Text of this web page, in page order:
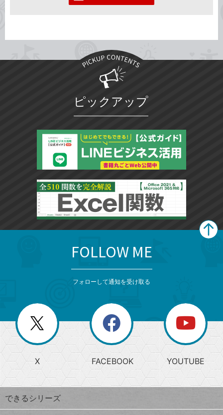
ピックアップ
じ
る
search
検
索
上
昇
ワ
ー
ド
閉
じ
る
ー
か
ら
探
す
FOLLOW ME
フォローして通知を受け取る
X FACEBOOK YOUTUBE
できるシリーズ